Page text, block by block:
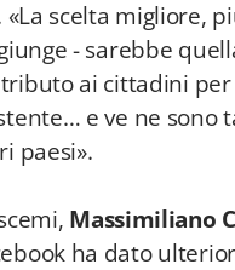
«La scelta migliore,
- sarebbe
ai cittadini per
e ve ne sono
paesi».
Massimiliano
ha dato